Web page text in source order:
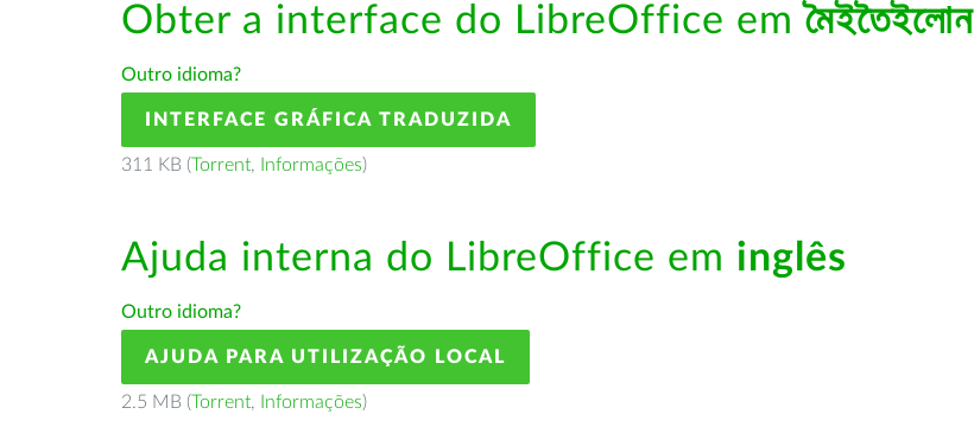
Obter a interface do LibreOffice emমৈইতৈইলোন
Outro idioma?
INTERFACE GRÁFICA TRADUZIDA
311 KB (Torrent, Informações)
Ajuda interna do LibreOffice em inglês
Outro idioma?
AJUDA PARA UTILIZAÇÃO LOCAL
2.5 MB (Torrent, Informações)